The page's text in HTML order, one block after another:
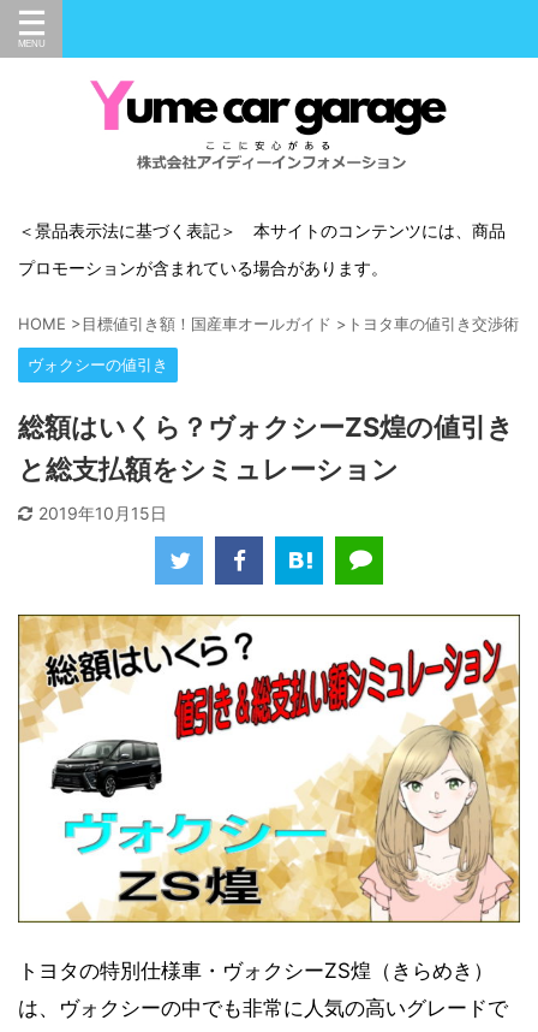
＜景品表示法に基づく表記＞ 本サイトのコンテンツには、商品
プロモーションが含まれている場合があります。
HOME >目標値引き額！国産車オールガイド > トヨタ車の値引き交渉術
ヴォクシーの値引き
総額はいくら？ヴォクシーZS煌の値引き
と総支払額をシミュレーション
2019年10月15日
トヨタの特別仕様車・ヴォクシーZS煌（きらめき）
は、ヴォクシーの中でも非常に人気の高いグレードで